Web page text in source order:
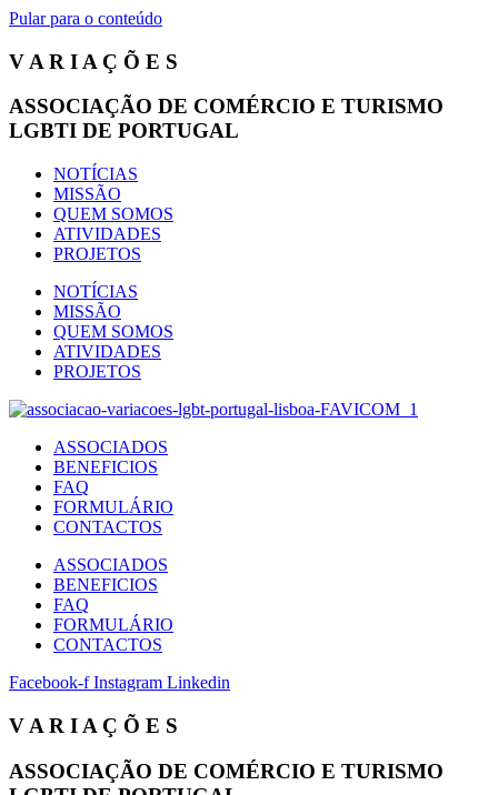
Pular para o conteúdo
V A R I A Ç Õ E S
ASSOCIAÇÃO DE COMÉRCIO E TURISMO
LGBTI DE PORTUGAL
NOTÍCIAS
MISSÃO
QUEM SOMOS
ATIVIDADES
PROJETOS
NOTÍCIAS
MISSÃO
QUEM SOMOS
ATIVIDADES
PROJETOS
ASSOCIADOS
BENEFICIOS
FAQ
FORMULÁRIO
CONTACTOS
ASSOCIADOS
BENEFICIOS
FAQ
FORMULÁRIO
CONTACTOS
Facebook-f Instagram Linkedin
V A R I A Ç Õ E S
ASSOCIAÇÃO DE COMÉRCIO E TURISMO